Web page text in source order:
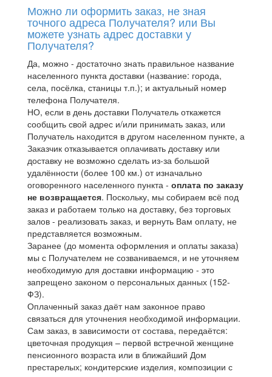
Можно ли оформить заказ, не зная
точного адреса Получателя? или Вы
можете узнать адрес доставки у
Получателя?
Да, можно - достаточно знать правильное название
населенного пункта доставки (название: города,
села, посёлка, станицы т.п.); и актуальный номер
телефона Получателя.
НО, если в день доставки Получатель откажется
сообщить свой адрес и/или принимать заказ, или
Получатель находится в другом населенном пункте, а
Заказчик отказывается оплачивать доставку или
доставку не возможно сделать из-за большой
удалённости (более 100 км.) от изначально
оговоренного населенного пункта - оплата по заказу
не возвращается. Поскольку, мы собираем всё под
заказ и работаем только на доставку, без торговых
залов - реализовать заказ, и вернуть Вам оплату, не
представляется возможным.
Заранее (до момента оформления и оплаты заказа)
мы с Получателем не созваниваемся, и не уточняем
необходимую для доставки информацию - это
запрещено законом о персональных данных (152-
ФЗ).
Оплаченный заказ даёт нам законное право
связаться для уточнения необходимой информации.
Сам заказ, в зависимости от состава, передаётся:
цветочная продукция – первой встречной женщине
пенсионного возраста или в ближайший Дом
престарелых; кондитерские изделия, композиции с